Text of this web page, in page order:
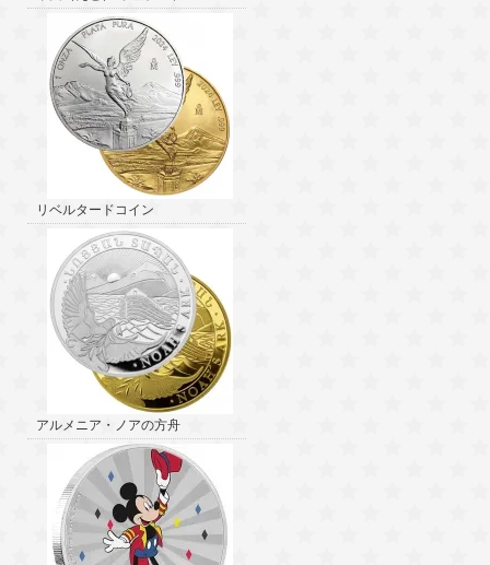
リベルタードコイン
アルメニア・ノアの方舟